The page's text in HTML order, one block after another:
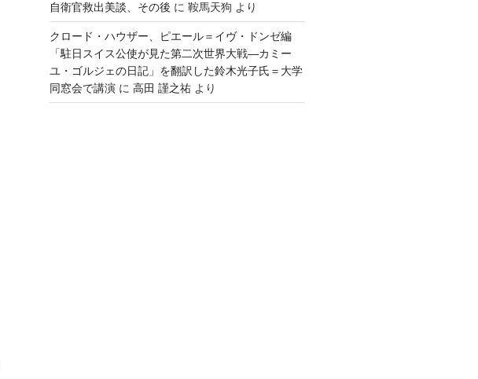
自衛官救出美談、その後 に 鞍馬天狗 より
クロード・ハウザー、ピエール＝イヴ・ドンゼ編
「駐日スイス公使が見た第二次世界大戦―カミー
ユ・ゴルジェの日記」を翻訳した鈴木光子氏＝大学
同窓会で講演に 高田 謹之祐より